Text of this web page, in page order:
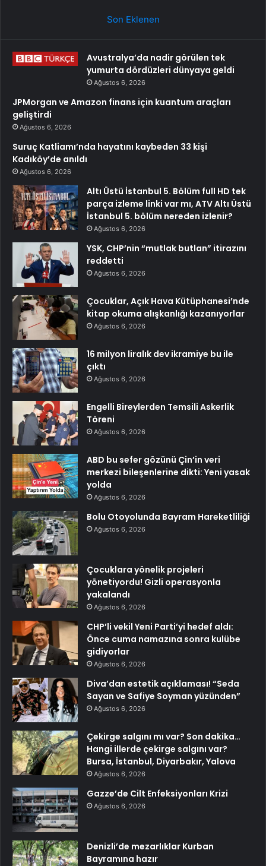
Son Eklenen
Avustralya’da nadir görülen tek
yumurta dördüzleri dünyaya geldi
Ağustos 6, 2026
JPMorgan ve Amazon finans için kuantum araçları
geliştirdi
Ağustos 6, 2026
Suruç Katliamı’nda hayatını kaybeden 33 kişi
Kadıköy’de anıldı
Ağustos 6, 2026
Altı Üstü İstanbul 5. Bölüm full HD tek
parça izleme linki var mı, ATV Altı Üstü
İstanbul 5. bölüm nereden izlenir?
Ağustos 6, 2026
YSK, CHP’nin “mutlak butlan” itirazını
reddetti
Ağustos 6, 2026
Çocuklar, Açık Hava Kütüphanesi’nde
kitap okuma alışkanlığı kazanıyorlar
Ağustos 6, 2026
16 milyon liralık dev ikramiye bu ile
çıktı
Ağustos 6, 2026
Engelli Bireylerden Temsili Askerlik
Töreni
Ağustos 6, 2026
ABD bu sefer gözünü Çin’in veri
merkezi bileşenlerine dikti: Yeni yasak
yolda
Ağustos 6, 2026
Bolu Otoyolunda Bayram Hareketliliği
Ağustos 6, 2026
Çocuklara yönelik projeleri
yönetiyordu! Gizli operasyonla
yakalandı
Ağustos 6, 2026
CHP’li vekil Yeni Parti’yi hedef aldı:
Önce cuma namazına sonra kulübe
gidiyorlar
Ağustos 6, 2026
Diva’dan estetik açıklaması! “Seda
Sayan ve Safiye Soyman yüzünden”
Ağustos 6, 2026
Çekirge salgını mı var? Son dakika…
Hangi illerde çekirge salgını var?
Bursa, İstanbul, Diyarbakır, Yalova
Ağustos 6, 2026
Gazze’de Cilt Enfeksiyonları Krizi
Ağustos 6, 2026
Denizli’de mezarlıklar Kurban
Bayramına hazır